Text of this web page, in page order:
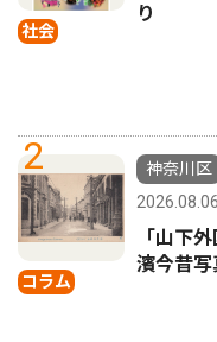
社会
り
2
コラム
神奈川区
2026.08.06
「山下
濱今昔